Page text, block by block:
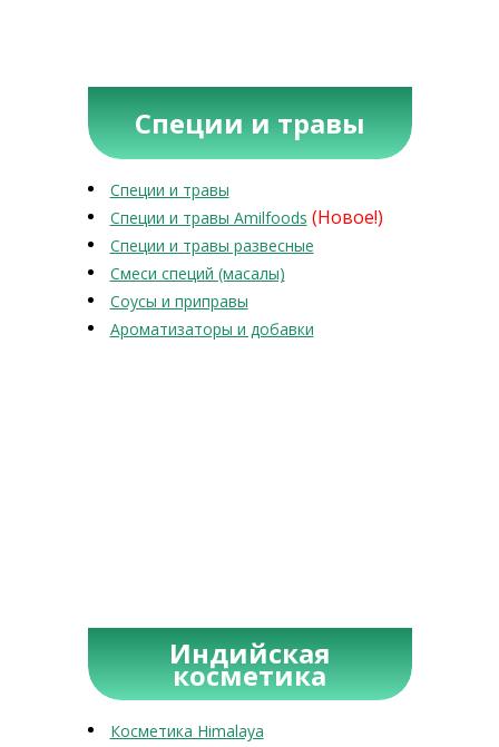
Специи и травы
Специи и травы
Специи и травы Amilfoods (Новое!)
Специи и травы развесные
Смеси специй (масалы)
Соусы и приправы
Ароматизаторы и добавки
Индийская
косметика
Косметика Himalaya